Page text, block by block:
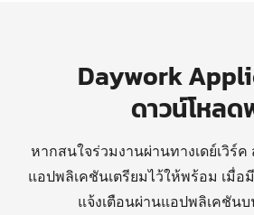
Daywork
ดาวน์โหลด
หากสนใจร่วมงานผ่านทางเดย์เวิร์
แอปพลิเคชันเตรียมไว้ให้พร้อม เมื่อ
แจ้งเตือนผ่านแอปพลิเคชัน